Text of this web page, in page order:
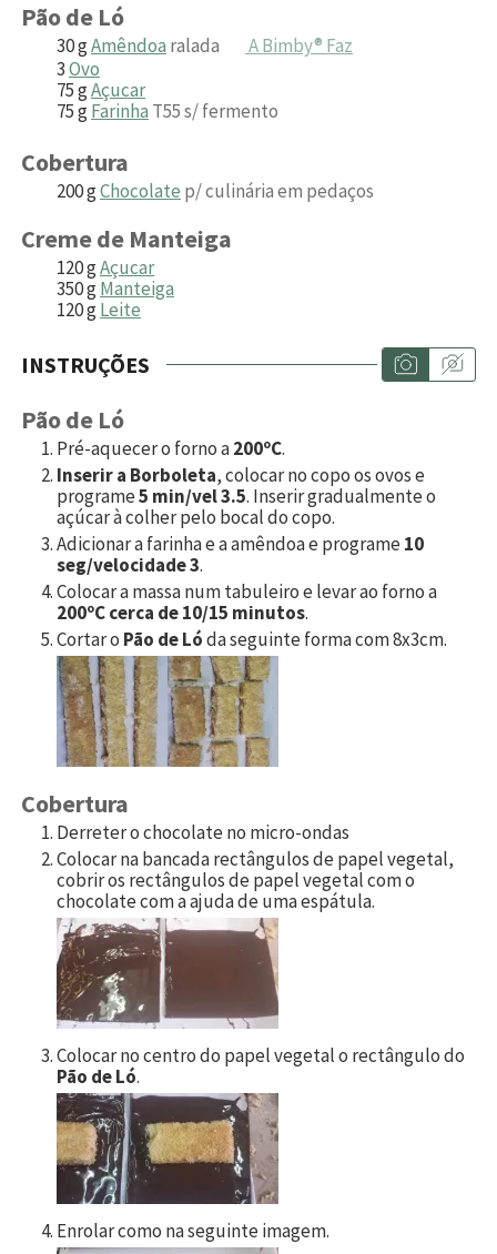
Pão de Ló
30gAmêndoa ralada
A Bimby® Faz
3Ovo
75gAçucar
75gFarinha T55 s/ fermento
Cobertura
200gChocolate p/ culinária em pedaços
Creme de Manteiga
120gAçucar
350gManteiga
120gLeite
INSTRUÇÕES
Pão de Ló
Pré-aquecer o forno a200ºC.
Inserir a Borboleta, colocar no copo os ovos e
programe5 min/vel 3.5. Inserir gradualmente o
açúcar à colher pelo bocal do copo.
Adicionar a farinha e a amêndoa e programe10
seg/velocidade 3.
Colocar a massa num tabuleiro e levar ao forno a
200ºC cerca de 10/15 minutos.
Cortar o Pão de Lóda seguinte forma com 8x3cm.
Cobertura
Derreter o chocolate no micro-ondas
Colocar na bancada rectângulos de papel vegetal,
cobrir os rectângulos de papel vegetal com o
chocolate com a ajuda de uma espátula.
Colocar no centro do papel vegetal o rectângulo do
Pão de Ló.
Enrolar como na seguinte imagem.